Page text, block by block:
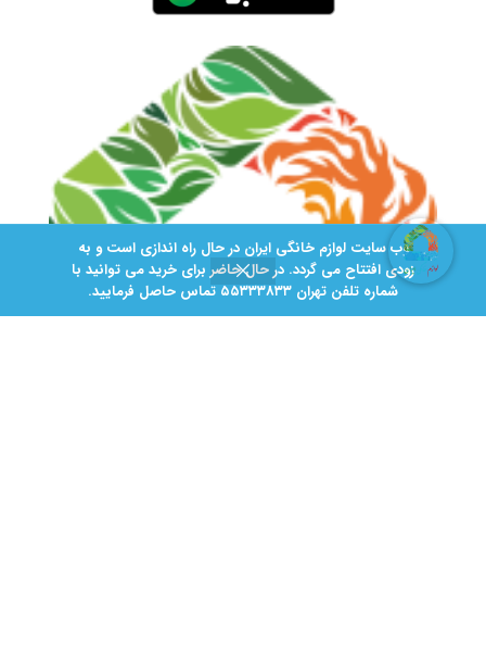
وب سایت لوازم خانگی ایران در حال راه اندازی است و به
زودی افتتاح می گردد. در حال حاضر برای خرید می توانید با
شماره تلفن تهران ۵۵۳۳۳8۳۳ تماس حاصل فرمایید.